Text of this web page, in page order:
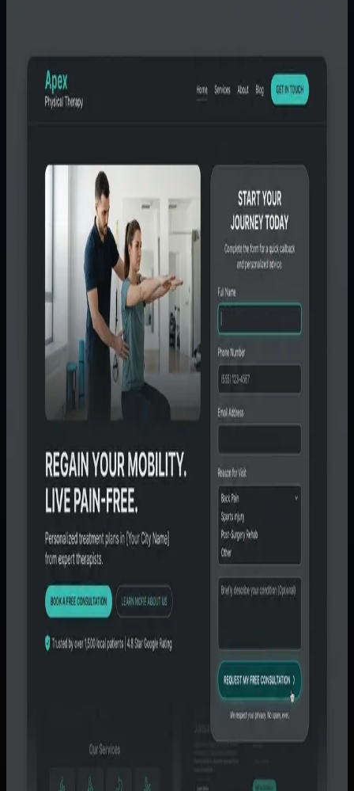
Daftar periksa UX untuk Halaman Penawaran
Bisnis Lokal
Topik seperti daftar periksa ux untuk halaman penawaran
Disusun oleh
Tim Pytagotech
Metodologi panduan
Disusun dari pola struktur halaman, ajakan tindakan, bukti
kerja, dan ruang lingkup tahap pertama yang paling sering
dibahas di proyek website bisnis.
Cara memakainya
Jadikan wawasan ini sebagai landasan diskusi awal. Untuk
estimasi ruang lingkup dan harga final, konsultasikan
spesifikasi teknisnya dengan tim kami.
Ditulis oleh
Waktu baca
3 menit baca
Senin, 2 Februari 2026
Diperbarui
20 Juni 2026
Lompat ke bagian penting
Ruang lingkup awal yang
Cara implementasi yang lebih
Kesalahan yang sering bikin hasilnya
Kapan topik ini paling relevan